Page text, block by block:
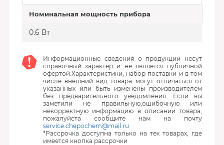
Номинальная мощность прибора
0.6 Вт
Информационные сведения о продукции несут
справочный характер и не является публичной
офертой.Характеристики, набор поставки и в том
числе внешний вид товара могут отличаться от
указанных или быть изменены производителем
без предварительного уведомления. Если вы
заметили не правильную,ошибочную или
некорректную информацию в описании товара,
пожалуйста сообщите нам на почту
service.chepochem@mail.ru
*Рассрочка доступна только на тех товарах, где
имеется кнопка рассрочки